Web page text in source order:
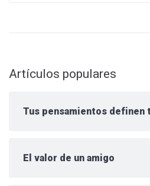
Artículos populares
Tus pensamientos definen
El valor de un amigo